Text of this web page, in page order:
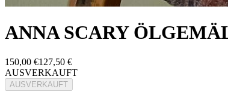
ANNA SCARY
150,00 €127,50 €
AUSVERKAUFT
AUSVERKAUFT